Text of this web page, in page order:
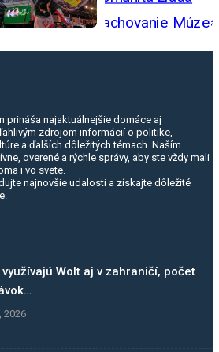
prináša najaktuálnejšie domáce aj
zdrojom informácií o politike,
a ďalších dôležitých témach. Naším
overené a rýchle správy, aby ste vždy mali
i vo svete.
najnovšie udalosti a získajte dôležité
Wolt aj v zahraničí, počet
2026